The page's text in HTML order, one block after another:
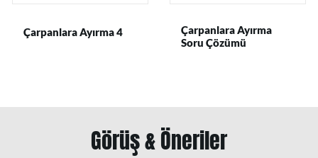
Çarpanlara Ayırma 4
Çarpanlara Ayırma
Soru Çözümü
Görüş & Öneriler